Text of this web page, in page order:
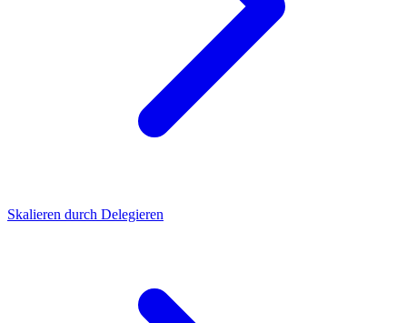
Skalieren durch Delegieren